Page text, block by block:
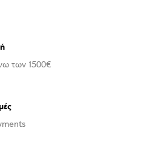
των 1500€